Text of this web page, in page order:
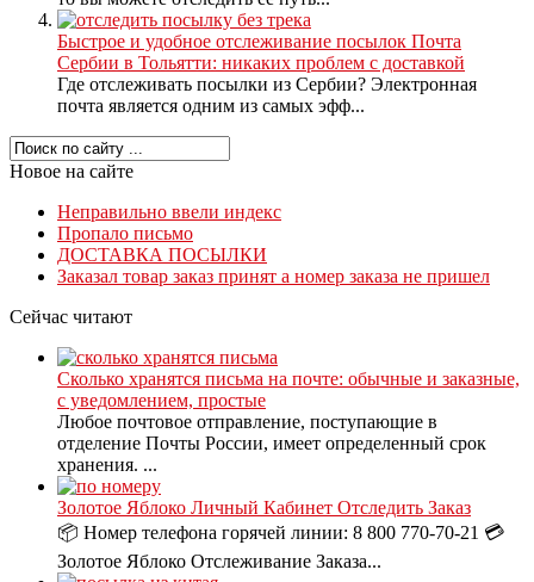
Быстрое и удобное отслеживание посылок Почта
Сербии в Тольятти: никаких проблем с доставкой
Где отслеживать посылки из Сербии? Электронная
почта является одним из самых эфф...
Новое на сайте
Неправильно ввели индекс
Пропало письмо
ДОСТАВКА ПОСЫЛКИ
Заказал товар заказ принят а номер заказа не пришел
Сейчас читают
Сколько хранятся письма на почте: обычные и заказные,
с уведомлением, простые
Любое почтовое отправление, поступающие в
отделение Почты России, имеет определенный срок
хранения. ...
Золотое Яблоко Личный Кабинет Отследить Заказ
📦 Номер телефона горячей линии: 8 800 770-70-21 💳
Золотое Яблоко Отслеживание Заказа...